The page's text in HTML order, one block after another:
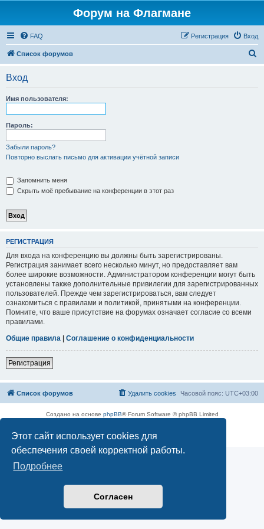
Этот сайт использует cookies для
обеспечения своей корректной работы.
Подробнее
Согласен
Форум на Флагмане
FAQ Вход
Регистрация
Список форумов
Вход
Имя пользователя:
Пароль:
Забыли пароль?
Повторно выслать письмо для активации учётной записи
Запомнить меня
Скрыть моё пребывание на конференции в этот раз
РЕГИСТРАЦИЯ
Для входа на конференцию вы должны быть зарегистрированы.
Регистрация занимает всего несколько минут, но предоставляет вам
более широкие возможности. Администратором конференции могут быть
установлены также дополнительные привилегии для зарегистрированных
пользователей. Прежде чем зарегистрироваться, вам следует
ознакомиться с правилами и политикой, принятыми на конференции.
Помните, что ваше присутствие на форумах означает согласие со всеми
правилами.
Общие правила | Соглашение о конфиденциальности
Регистрация
Список форумов Часовой пояс: UTC+03:00
Удалить cookies
Создано на основе phpBB® Forum Software © phpBB Limited
Конфиденциальность|Правила